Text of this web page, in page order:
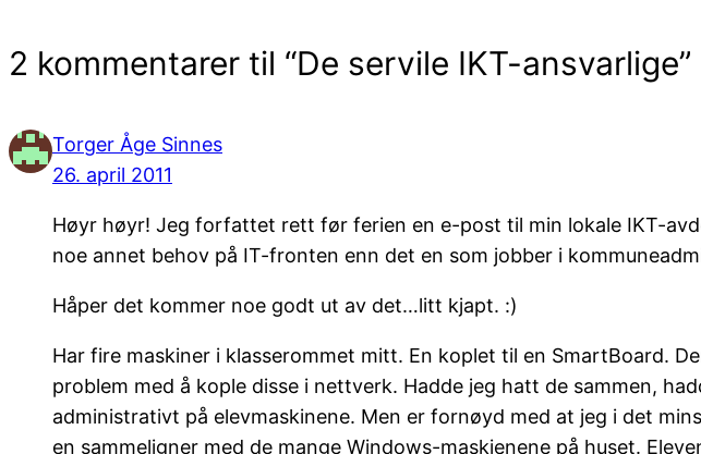
2 kommentarer til “De servile IKT-ansvarlige”
Torger Åge Sinnes
26. april 2011
Høyr høyr! Jeg forfattet rett før ferien en e-post til min lokale IKT-
noe annet behov på IT-fronten enn det en som jobber i
Håper det kommer noe godt ut av det…litt kjapt. :)
Har fire maskiner i klasserommet mitt. En koplet til en SmartBoard.
problem med å kople disse i nettverk. Hadde jeg hatt de sammen,
administrativt på elevmaskinene. Men er fornøyd med at jeg i det
en sammeligner med de mange Windows-maskienene på huset.